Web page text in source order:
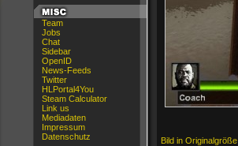
Team
Jobs
Chat
Sidebar
OpenID
News-Feeds
Twitter
HLPortal4You
Steam Calculator
Link us
Mediadaten
Impressum
Datenschutz
Bild in Originalgröße